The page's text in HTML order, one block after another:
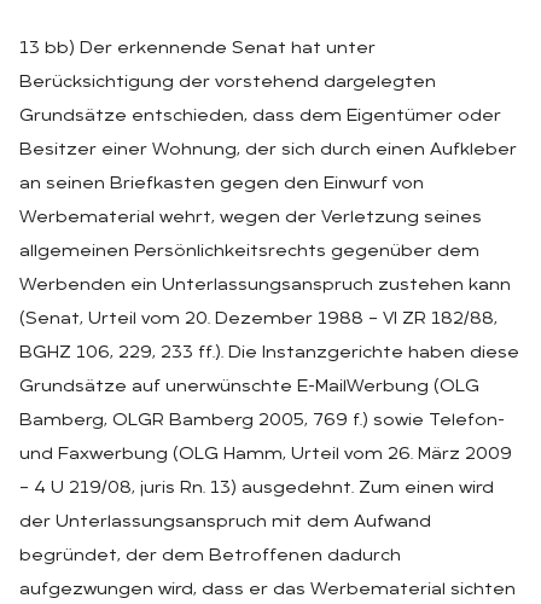
13 bb) Der erkennende Senat hat unter
Berücksichtigung der vorstehend dargelegten
Grundsätze entschieden, dass dem Eigentümer oder
Besitzer einer Wohnung, der sich durch einen Aufkleber
an seinen Briefkasten gegen den Einwurf von
Werbematerial wehrt, wegen der Verletzung seines
allgemeinen Persönlichkeitsrechts gegenüber dem
Werbenden ein Unterlassungsanspruch zustehen kann
(Senat, Urteil vom 20. Dezember 1988 – VI ZR 182/88,
BGHZ 106, 229, 233 ff.). Die Instanzgerichte haben diese
Grundsätze auf unerwünschte E-MailWerbung (OLG
Bamberg, OLGR Bamberg 2005, 769 f.) sowie Telefon-
und Faxwerbung (OLG Hamm, Urteil vom 26. März 2009
– 4 U 219/08, juris Rn. 13) ausgedehnt. Zum einen wird
der Unterlassungsanspruch mit dem Aufwand
begründet, der dem Betroffenen dadurch
aufgezwungen wird, dass er das Werbematerial sichten